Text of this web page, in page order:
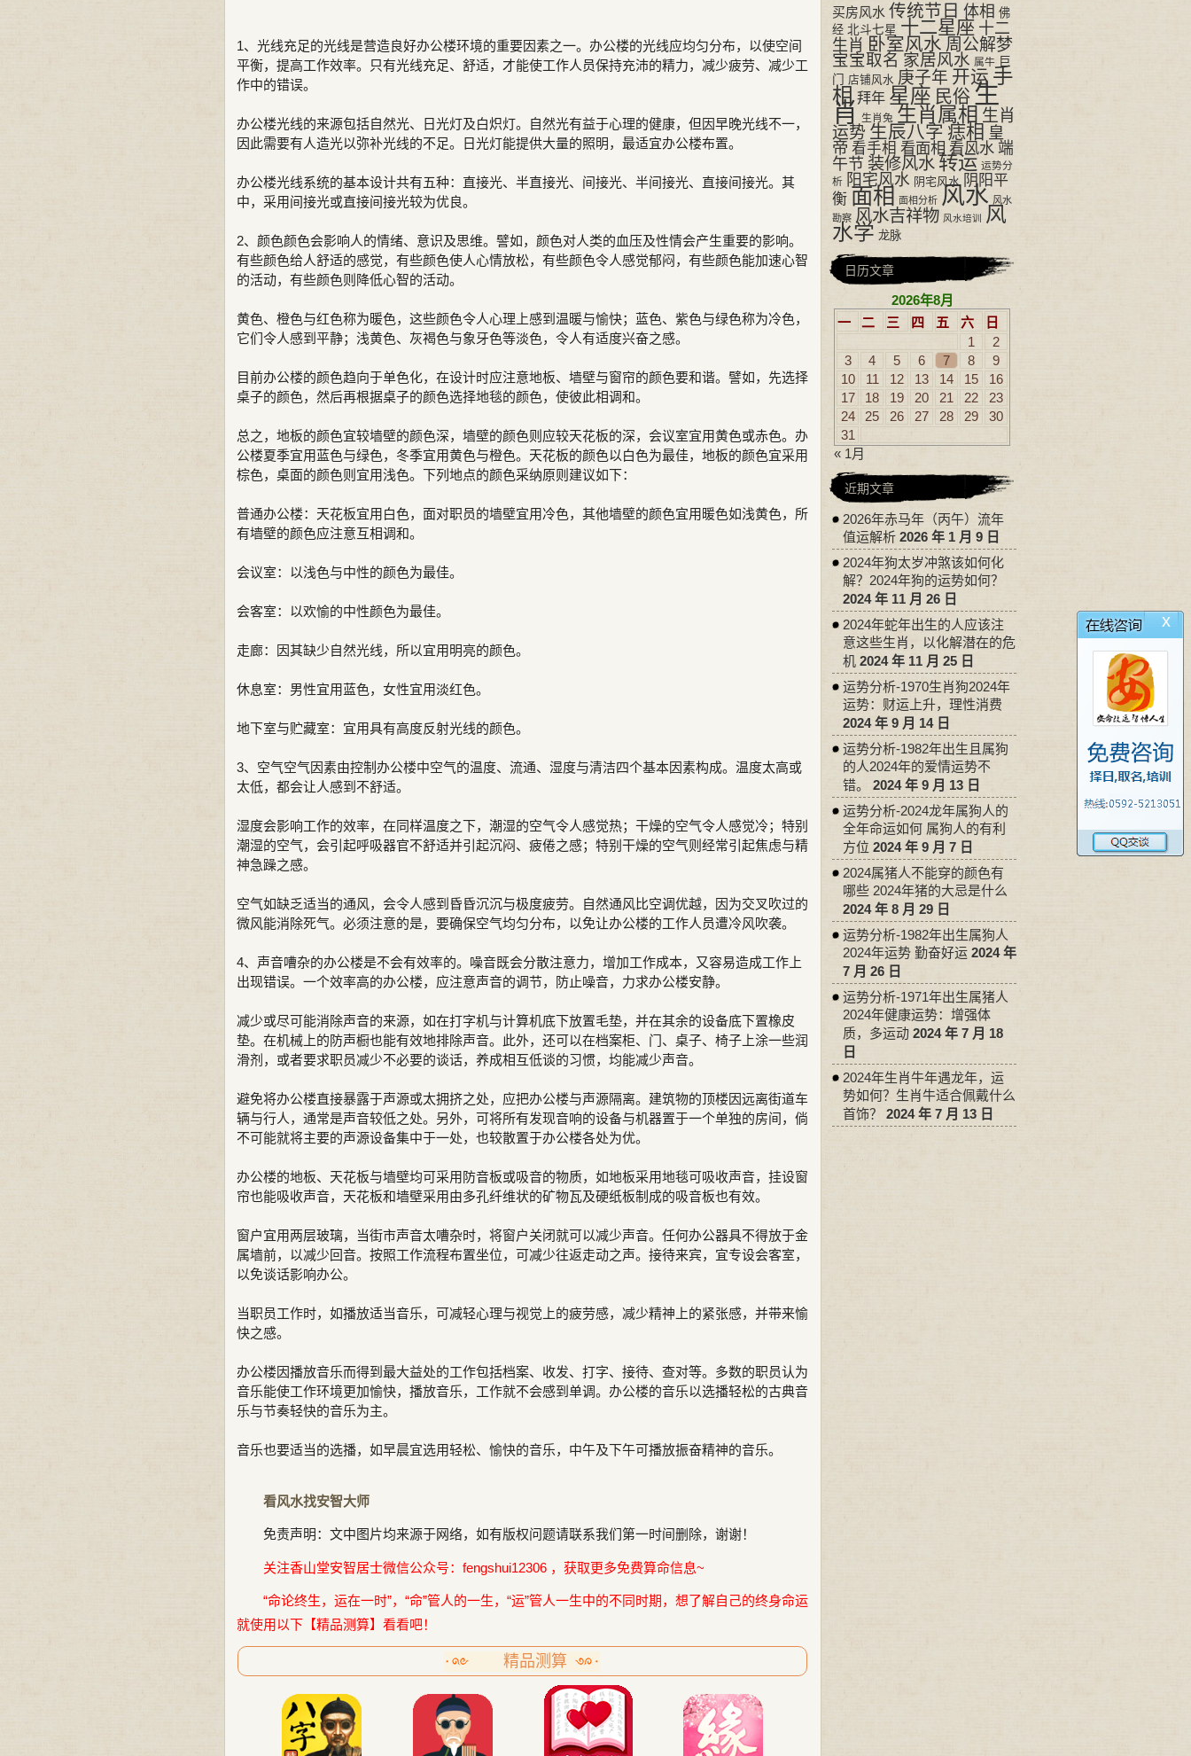
1、光线充足的光线是营造良好办公楼环境的重要因素之一。办公楼的光线应均匀分布，以使空间
平衡，提高工作效率。只有光线充足、舒适，才能使工作人员保持充沛的精力，减少疲劳、减少工
作中的错误。
办公楼光线的来源包括自然光、日光灯及白炽灯。自然光有益于心理的健康，但因早晚光线不一，
因此需要有人造光以弥补光线的不足。日光灯能提供大量的照明，最适宜办公楼布置。
办公楼光线系统的基本设计共有五种：直接光、半直接光、间接光、半间接光、直接间接光。其
中，采用间接光或直接间接光较为优良。
2、颜色颜色会影响人的情绪、意识及思维。譬如，颜色对人类的血压及性情会产生重要的影响。
有些颜色给人舒适的感觉，有些颜色使人心情放松，有些颜色令人感觉郁闷，有些颜色能加速心智
的活动，有些颜色则降低心智的活动。
黄色、橙色与红色称为暖色，这些颜色令人心理上感到温暖与愉快；蓝色、紫色与绿色称为冷色，
它们令人感到平静；浅黄色、灰褐色与象牙色等淡色，令人有适度兴奋之感。
目前办公楼的颜色趋向于单色化，在设计时应注意地板、墙壁与窗帘的颜色要和谐。譬如，先选择
桌子的颜色，然后再根据桌子的颜色选择地毯的颜色，使彼此相调和。
总之，地板的颜色宜较墙壁的颜色深，墙壁的颜色则应较天花板的深，会议室宜用黄色或赤色。办
公楼夏季宜用蓝色与绿色，冬季宜用黄色与橙色。天花板的颜色以白色为最佳，地板的颜色宜采用
棕色，桌面的颜色则宜用浅色。下列地点的颜色采纳原则建议如下：
普通办公楼：天花板宜用白色，面对职员的墙壁宜用冷色，其他墙壁的颜色宜用暖色如浅黄色，所
有墙壁的颜色应注意互相调和。
会议室：以浅色与中性的颜色为最佳。
会客室：以欢愉的中性颜色为最佳。
走廊：因其缺少自然光线，所以宜用明亮的颜色。
休息室：男性宜用蓝色，女性宜用淡红色。
地下室与贮藏室：宜用具有高度反射光线的颜色。
3、空气空气因素由控制办公楼中空气的温度、流通、湿度与清洁四个基本因素构成。温度太高或
太低，都会让人感到不舒适。
湿度会影响工作的效率，在同样温度之下，潮湿的空气令人感觉热；干燥的空气令人感觉冷；特别
潮湿的空气，会引起呼吸器官不舒适并引起沉闷、疲倦之感；特别干燥的空气则经常引起焦虑与精
神急躁之感。
空气如缺乏适当的通风，会令人感到昏昏沉沉与极度疲劳。自然通风比空调优越，因为交叉吹过的
微风能消除死气。必须注意的是，要确保空气均匀分布，以免让办公楼的工作人员遭冷风吹袭。
4、声音嘈杂的办公楼是不会有效率的。噪音既会分散注意力，增加工作成本，又容易造成工作上
出现错误。一个效率高的办公楼，应注意声音的调节，防止噪音，力求办公楼安静。
减少或尽可能消除声音的来源，如在打字机与计算机底下放置毛垫，并在其余的设备底下置橡皮
垫。在机械上的防声橱也能有效地排除声音。此外，还可以在档案柜、门、桌子、椅子上涂一些润
滑剂，或者要求职员减少不必要的谈话，养成相互低谈的习惯，均能减少声音。
避免将办公楼直接暴露于声源或太拥挤之处，应把办公楼与声源隔离。建筑物的顶楼因远离街道车
辆与行人，通常是声音较低之处。另外，可将所有发现音响的设备与机器置于一个单独的房间，倘
不可能就将主要的声源设备集中于一处，也较散置于办公楼各处为优。
办公楼的地板、天花板与墙壁均可采用防音板或吸音的物质，如地板采用地毯可吸收声音，挂设窗
帘也能吸收声音，天花板和墙壁采用由多孔纤维状的矿物瓦及硬纸板制成的吸音板也有效。
窗户宜用两层玻璃，当街市声音太嘈杂时，将窗户关闭就可以减少声音。任何办公器具不得放于金
属墙前，以减少回音。按照工作流程布置坐位，可减少往返走动之声。接待来宾，宜专设会客室，
以免谈话影响办公。
当职员工作时，如播放适当音乐，可减轻心理与视觉上的疲劳感，减少精神上的紧张感，并带来愉
快之感。
办公楼因播放音乐而得到最大益处的工作包括档案、收发、打字、接待、查对等。多数的职员认为
音乐能使工作环境更加愉快，播放音乐，工作就不会感到单调。办公楼的音乐以选播轻松的古典音
乐与节奏轻快的音乐为主。
音乐也要适当的选播，如早晨宜选用轻松、愉快的音乐，中午及下午可播放振奋精神的音乐。
看风水找安智大师
免责声明：文中图片均来源于网络，如有版权问题请联系我们第一时间删除，谢谢！
关注香山堂安智居士微信公众号：fengshui12306 ，获取更多免费算命信息~
“命论终生，运在一时”，“命”管人的一生，“运”管人一生中的不同时期，想了解自己的终身命运
就使用以下【精品测算】看看吧！
精品测算
买房风水 传统节日 体相 佛
经 北斗七星 十二星座 十二
生肖 卧室风水 周公解梦
宝宝取名 家居风水 属牛 巨
门
店铺风水 庚子年 开运 手
相 拜年 星座 民俗 生
肖 生肖兔 生肖属相 生肖
运势 生辰八字 痣相 皇
帝 看手相 看面相 看风水 端
午节 装修风水 转运 运势分
析 阳宅风水 阴宅风水 阴阳平
衡 面相 面相分析 风水 风水
勘察 风水吉祥物 风水培训 风
水学 龙脉
日历文章
2026年8月
一
二 三 四 五 六
日
1
2
3
4 5 6 7 8
9
10
11 12 13 14 15
16
17
18 19 20 21 22
23
24
25 26 27 28 29
30
31
« 1月
近期文章
2026年赤马年（丙午）流年
值运解析 2026 年 1 月 9 日
2024年狗太岁冲煞该如何化
解？2024年狗的运势如何？
2024 年 11 月 26 日
2024年蛇年出生的人应该注
意这些生肖，以化解潜在的危
机 2024 年 11 月 25 日
运势分析-1970生肖狗2024年
运势：财运上升，理性消费
2024 年 9 月 14 日
运势分析-1982年出生且属狗
的人2024年的爱情运势不
错。
2024 年 9 月 13 日
运势分析-2024龙年属狗人的
全年命运如何 属狗人的有利
方位 2024 年 9 月 7 日
2024属猪人不能穿的颜色有
哪些 2024年猪的大忌是什么
2024 年 8 月 29 日
运势分析-1982年出生属狗人
2024年运势 勤奋好运 2024 年
7 月 26 日
运势分析-1971年出生属猪人
2024年健康运势：增强体
质，多运动 2024 年 7 月 18
日
2024年生肖牛年遇龙年，运
势如何？生肖牛适合佩戴什么
首饰？
2024 年 7 月 13 日
x